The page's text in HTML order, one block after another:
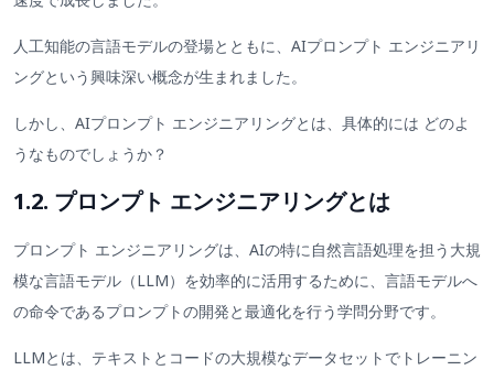
人工知能の言語モデルの登場とともに、AIプロンプト エンジニアリ
ングという興味深い概念が生まれました。
しかし、AIプロンプト エンジニアリングとは、具体的には どのよ
うなものでしょうか？
1.2. プロンプト エンジニアリングとは
プロンプト エンジニアリングは、AIの特に自然言語処理を担う大規
模な言語モデル（LLM）を効率的に活用するために、言語モデルへ
の命令であるプロンプトの開発と最適化を行う学問分野です。
LLMとは、テキストとコードの大規模なデータセットでトレーニン